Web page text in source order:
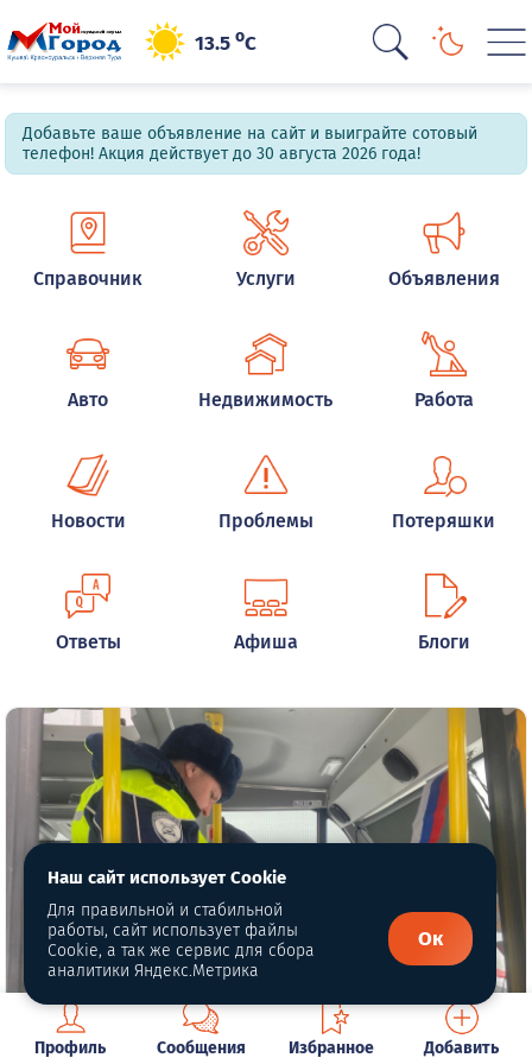
13.5oC
Добавьте ваше объявление на сайт и выиграйте сотовый
телефон! Акция действует до 30 августа 2026 года!
Справочник Услуги Объявления
Авто Недвижимость Работа
Новости Проблемы Потеряшки
Ответы Афиша Блоги
Профиль Сообщения Избранное Добавить
Наш сайт использует Cookie
Для правильной и стабильной
работы, сайт использует файлы
Cookie, а так же сервис для сбора
аналитики Яндекс.Метрика
Ок